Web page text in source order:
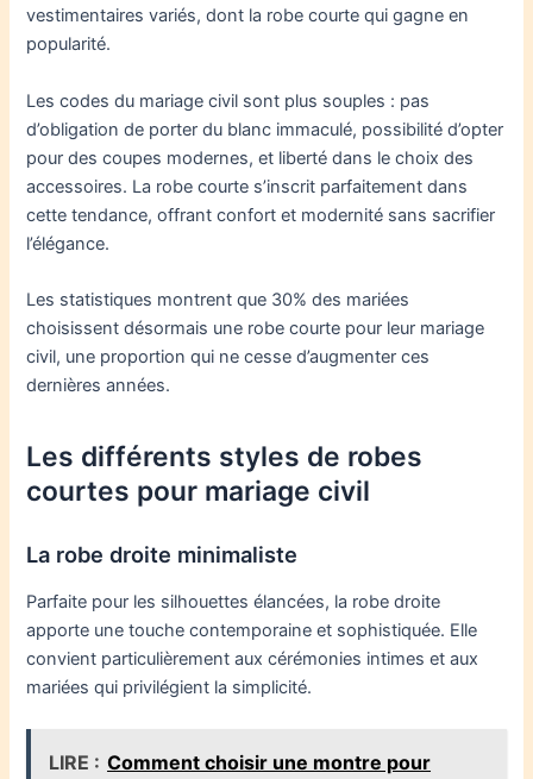
vestimentaires variés, dont la robe courte qui gagne en
popularité.
Les codes du mariage civil sont plus souples : pas
d’obligation de porter du blanc immaculé, possibilité d’opter
pour des coupes modernes, et liberté dans le choix des
accessoires. La robe courte s’inscrit parfaitement dans
cette tendance, offrant confort et modernité sans sacrifier
l’élégance.
Les statistiques montrent que 30% des mariées
choisissent désormais une robe courte pour leur mariage
civil, une proportion qui ne cesse d’augmenter ces
dernières années.
Les différents styles de robes
courtes pour mariage civil
La robe droite minimaliste
Parfaite pour les silhouettes élancées, la robe droite
apporte une touche contemporaine et sophistiquée. Elle
convient particulièrement aux cérémonies intimes et aux
mariées qui privilégient la simplicité.
LIRE : Comment choisir une montre pour